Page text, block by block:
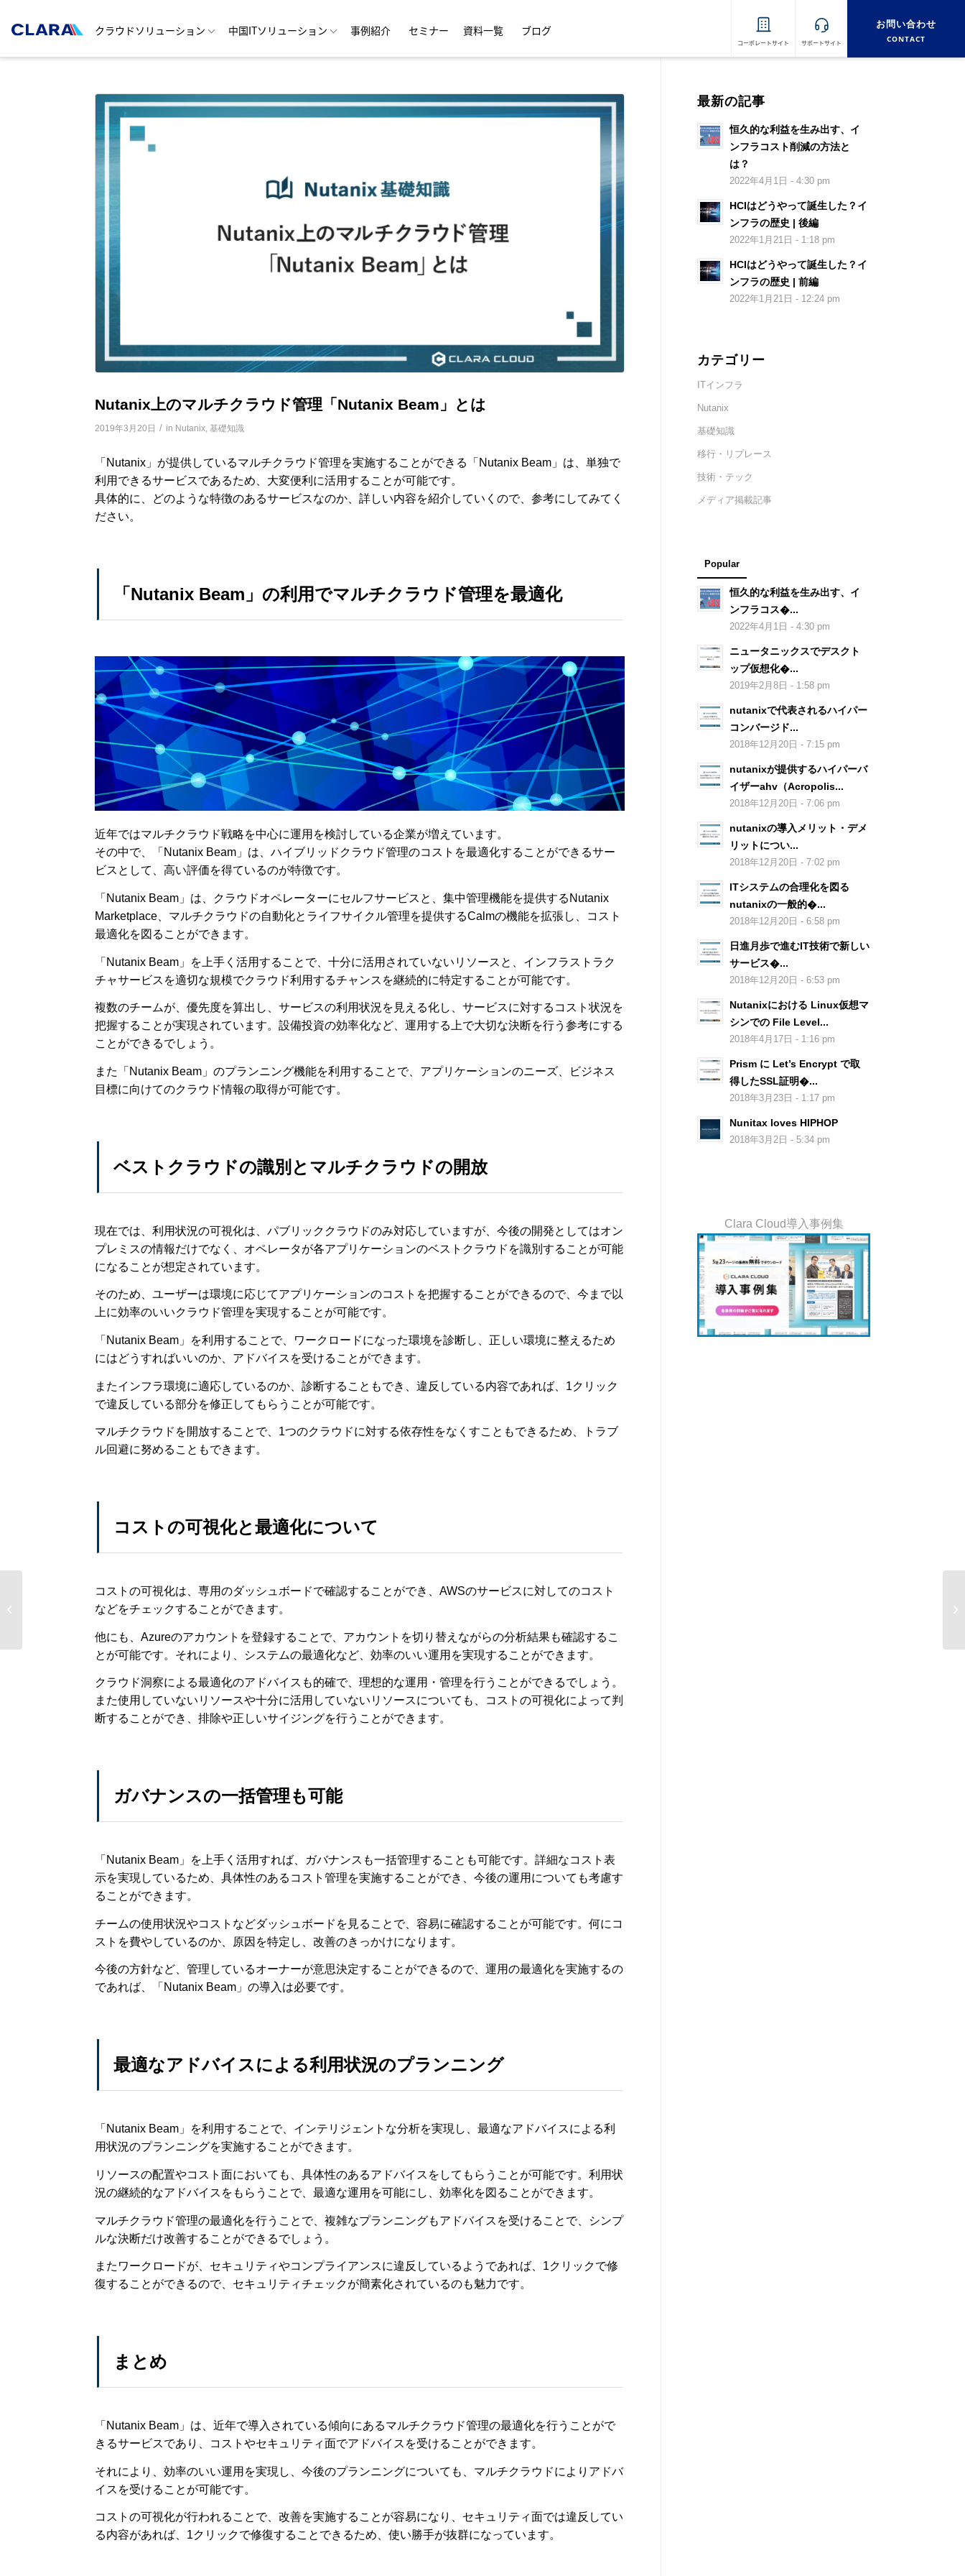
クラウドソリューション 中国ITソリューション 事例紹介 セミナー 資料一覧 ブログ
コーポレートサイト サポートサイト
お問い合わせ
CONTACT
Nutanix上のマルチクラウド管理「Nutanix Beam」とは
2019年3月20日 / in Nutanix 基礎知識
「Nutanix」が提供しているマルチクラウド管理を実施することができる「Nutanix Beam」は、単独で
利用できるサービスであるため、大変便利に活用することが可能です。
具体的に、どのような特徴のあるサービスなのか、詳しい内容を紹介していくので、参考にしてみてく
ださい。
「Nutanix Beam」の利用でマルチクラウド管理を最適化
近年ではマルチクラウド戦略を中心に運用を検討している企業が増えています。
その中で、「Nutanix Beam」は、ハイブリッドクラウド管理のコストを最適化することができるサー
ビスとして、高い評価を得ているのが特徴です。
「Nutanix Beam」は、クラウドオペレーターにセルフサービスと、集中管理機能を提供するNutanix
Marketplace、マルチクラウドの自動化とライフサイクル管理を提供するCalmの機能を拡張し、コスト
最適化を図ることができます。
「Nutanix Beam」を上手く活用することで、十分に活用されていないリソースと、インフラストラク
チャサービスを適切な規模でクラウド利用するチャンスを継続的に特定することが可能です。
複数のチームが、優先度を算出し、サービスの利用状況を見える化し、サービスに対するコスト状況を
把握することが実現されています。設備投資の効率化など、運用する上で大切な決断を行う参考にする
ことができるでしょう。
また「Nutanix Beam」のプランニング機能を利用することで、アプリケーションのニーズ、ビジネス
目標に向けてのクラウド情報の取得が可能です。
ベストクラウドの識別とマルチクラウドの開放
現在では、利用状況の可視化は、パブリッククラウドのみ対応していますが、今後の開発としてはオン
プレミスの情報だけでなく、オペレータが各アプリケーションのベストクラウドを識別することが可能
になることが想定されています。
そのため、ユーザーは環境に応じてアプリケーションのコストを把握することができるので、今まで以
上に効率のいいクラウド管理を実現することが可能です。
「Nutanix Beam」を利用することで、ワークロードになった環境を診断し、正しい環境に整えるため
にはどうすればいいのか、アドバイスを受けることができます。
またインフラ環境に適応しているのか、診断することもでき、違反している内容であれば、1クリック
で違反している部分を修正してもらうことが可能です。
マルチクラウドを開放することで、1つのクラウドに対する依存性をなくすこともできるため、トラブ
ル回避に努めることもできます。
コストの可視化と最適化について
コストの可視化は、専用のダッシュボードで確認することができ、AWSのサービスに対してのコスト
などをチェックすることができます。
他にも、Azureのアカウントを登録することで、アカウントを切り替えながらの分析結果も確認するこ
とが可能です。それにより、システムの最適化など、効率のいい運用を実現することができます。
クラウド洞察による最適化のアドバイスも的確で、理想的な運用・管理を行うことができるでしょう。
また使用していないリソースや十分に活用していないリソースについても、コストの可視化によって判
断することができ、排除や正しいサイジングを行うことができます。
ガバナンスの一括管理も可能
「Nutanix Beam」を上手く活用すれば、ガバナンスも一括管理することも可能です。詳細なコスト表
示を実現しているため、具体性のあるコスト管理を実施することができ、今後の運用についても考慮す
ることができます。
チームの使用状況やコストなどダッシュボードを見ることで、容易に確認することが可能です。何にコ
ストを費やしているのか、原因を特定し、改善のきっかけになります。
今後の方針など、管理しているオーナーが意思決定することができるので、運用の最適化を実施するの
であれば、「Nutanix Beam」の導入は必要です。
最適なアドバイスによる利用状況のプランニング
「Nutanix Beam」を利用することで、インテリジェントな分析を実現し、最適なアドバイスによる利
用状況のプランニングを実施することができます。
リソースの配置やコスト面においても、具体性のあるアドバイスをしてもらうことが可能です。利用状
況の継続的なアドバイスをもらうことで、最適な運用を可能にし、効率化を図ることができます。
マルチクラウド管理の最適化を行うことで、複雑なプランニングもアドバイスを受けることで、シンプ
ルな決断だけ改善することができるでしょう。
またワークロードが、セキュリティやコンプライアンスに違反しているようであれば、1クリックで修
復することができるので、セキュリティチェックが簡素化されているのも魅力です。
まとめ
「Nutanix Beam」は、近年で導入されている傾向にあるマルチクラウド管理の最適化を行うことがで
きるサービスであり、コストやセキュリティ面でアドバイスを受けることができます。
それにより、効率のいい運用を実現し、今後のプランニングについても、マルチクラウドによりアドバ
イスを受けることが可能です。
コストの可視化が行われることで、改善を実施することが容易になり、セキュリティ面では違反してい
る内容があれば、1クリックで修復することできるため、使い勝手が抜群になっています。
最新の記事
恒久的な利益を生み出す、イ
ンフラコスト削減の方法と
は？
2022年4月1日 - 4:30 pm
HCIはどうやって誕生した？イ
ンフラの歴史 | 後編
2022年1月21日 - 1:18 pm
HCIはどうやって誕生した？イ
ンフラの歴史 | 前編
2022年1月21日 - 12:24 pm
カテゴリー
ITインフラ
Nutanix
基礎知識
移行・リプレース
技術・テック
メディア掲載記事
Popular
恒久的な利益を生み出す、イ
ンフラコス�...
2022年4月1日 - 4:30 pm
ニュータニックスでデスクト
ップ仮想化�...
2019年2月8日 - 1:58 pm
nutanixで代表されるハイパー
コンバージド...
2018年12月20日 - 7:15 pm
nutanixが提供するハイパーバ
イザーahv（Acropolis...
2018年12月20日 - 7:06 pm
nutanixの導入メリット・デメ
リットについ...
2018年12月20日 - 7:02 pm
ITシステムの合理化を図る
nutanixの一般的�...
2018年12月20日 - 6:58 pm
日進月歩で進むIT技術で新しい
サービス�...
2018年12月20日 - 6:53 pm
Nutanixにおける Linux仮想マ
シンでの File Level...
2018年4月17日 - 1:16 pm
Prism に Let’s Encrypt で取
得したSSL証明�...
2018年3月23日 - 1:17 pm
Nunitax loves HIPHOP
2018年3月2日 - 5:34 pm
Clara Cloud導入事例集